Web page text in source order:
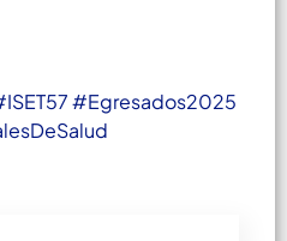
#Egresados2025